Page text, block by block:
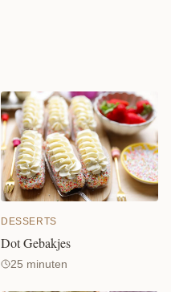
DESSERTS
Dot Gebakjes
25 minuten